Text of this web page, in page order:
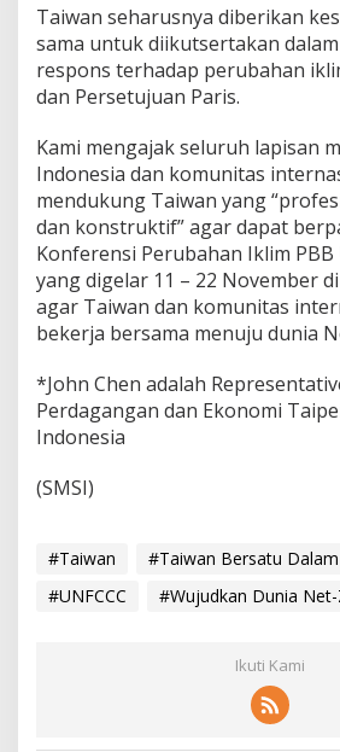
Taiwan seharusnya diberikan
sama untuk diikutsertakan
respons terhadap perubahan
dan Persetujuan Paris.
Kami mengajak seluruh lapisan
Indonesia dan komunitas
mendukung Taiwan yang
dan konstruktif” agar dapat
Konferensi Perubahan Iklim PBB
yang digelar 11 – 22 November
agar Taiwan dan komunitas
bekerja bersama menuju dunia
*John Chen adalah
Perdagangan dan Ekonomi
Indonesia
(SMSI)
#Taiwan
#Taiwan Bersatu
#UNFCCC
#Wujudkan Dunia
Ikuti Kami